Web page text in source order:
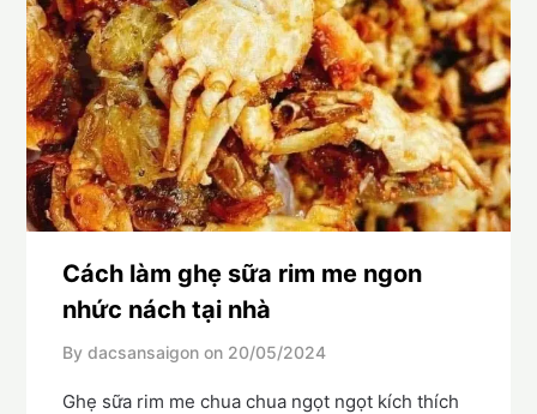
Cách làm ghẹ sữa rim me ngon
nhức nách tại nhà
By dacsansaigon on 20/05/2024
Ghẹ sữa rim me chua chua ngọt ngọt kích thích